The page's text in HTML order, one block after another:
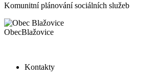
Komunitní plánování sociálních služeb
ObecBlažovice
Kontakty